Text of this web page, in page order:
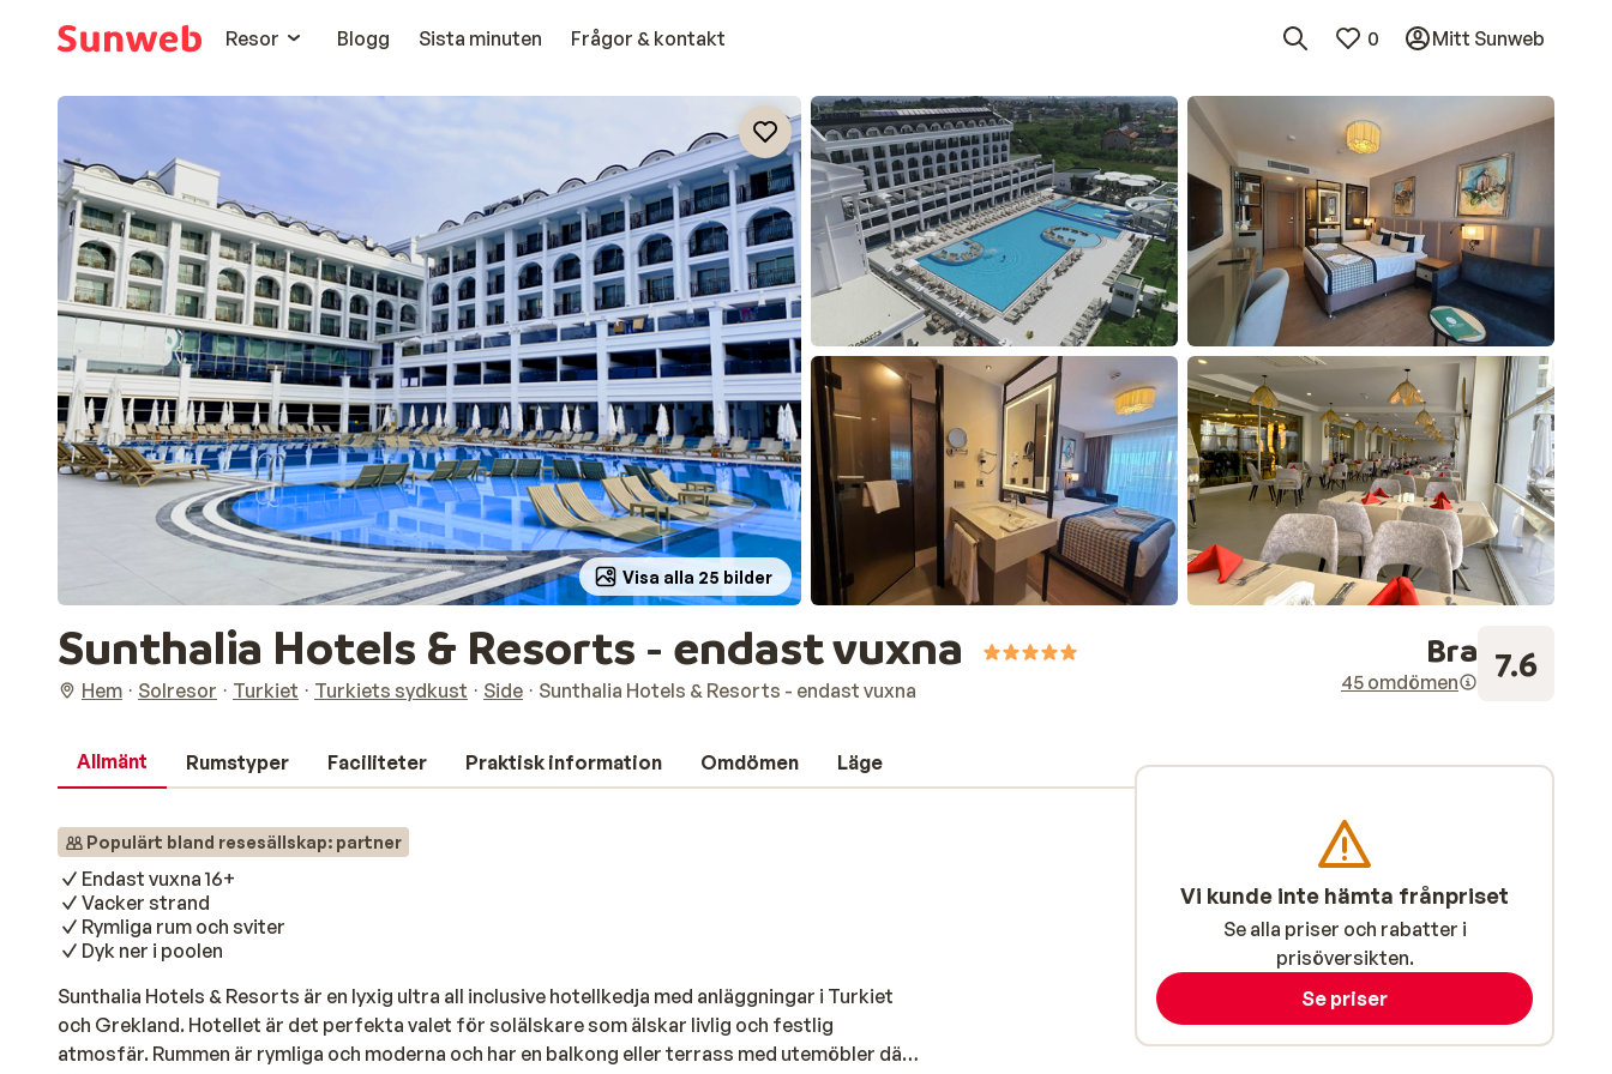
Resor
Blogg Sista minuten Frågor & kontakt 0 Mitt Sunweb
Visa alla 25 bilder
Sunthalia Hotels & Resorts - endast vuxna
Hem Solresor Turkiet Turkiets sydkust Side Sunthalia Hotels & Resorts - endast vuxna
Bra
45 omdömen 7.6
Allmänt Rumstyper Faciliteter Praktisk information Omdömen Läge
Populärt bland resesällskap: partner
Endast vuxna 16+
Vacker strand
Rymliga rum och sviter
Dyk ner i poolen
Sunthalia Hotels & Resorts är en lyxig ultra all inclusive hotellkedja med anläggningar i Turkiet
och Grekland. Hotellet är det perfekta valet för solälskare som älskar livlig och festlig
atmosfär. Rummen är rymliga och moderna och har en balkong eller terrass med utemöbler där
Vi kunde inte hämta frånpriset
Se alla priser och rabatter i
prisöversikten.
Se priser